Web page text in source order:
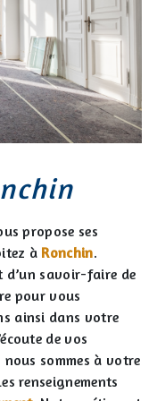
propose ses
à Ronchin.
d’un savoir-faire de
pour vous
ainsi dans votre
de vos
nous sommes à votre
renseignements